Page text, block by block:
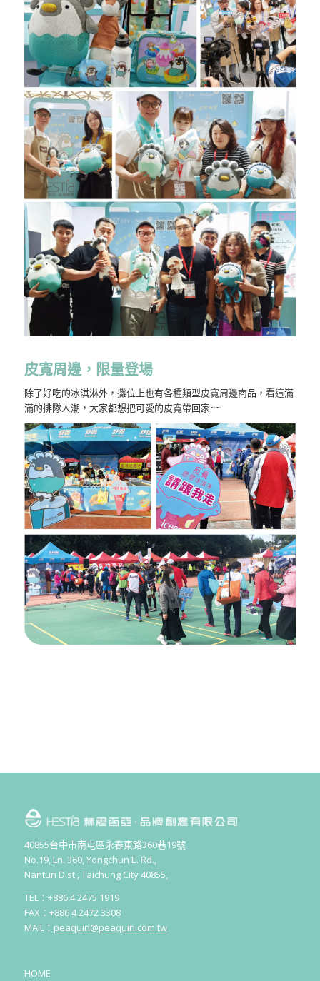
皮寬周邊，限量登場
除了好吃的冰淇淋外，攤位上也有各種類型皮寬周邊商品，看這滿
滿的排隊人潮，大家都想把可愛的皮寬帶回家~~
40855台中市南屯區永春東路360巷19號
No.19, Ln. 360, Yongchun E. Rd.,
Nantun Dist., Taichung City 40855,
TEL：+886 4 2475 1919
FAX：+886 4 2472 3308
MAIL： peaquin@peaquin.com.tw
HOME